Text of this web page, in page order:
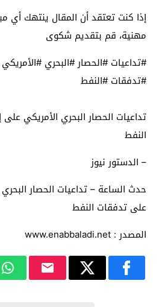
إذا كنت تعتقد أن المقال ينتهك أي
مهنية، قم بتقديم شكوى
#تداعيات #الحصار #البحري
#تدفقات #النفط
تداعيات الحصار البحري الأمريكي
النفط
– الدستور نيوز
حدث الساعة – تداعيات الحصار
على تدفقات النفط
المصدر : www.enabbaladi.net